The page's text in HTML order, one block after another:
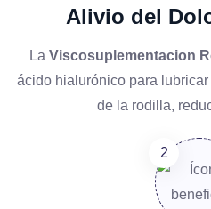
Alivio del
La Viscosuplementacion
ácido hialurónico para
de la rodilla,